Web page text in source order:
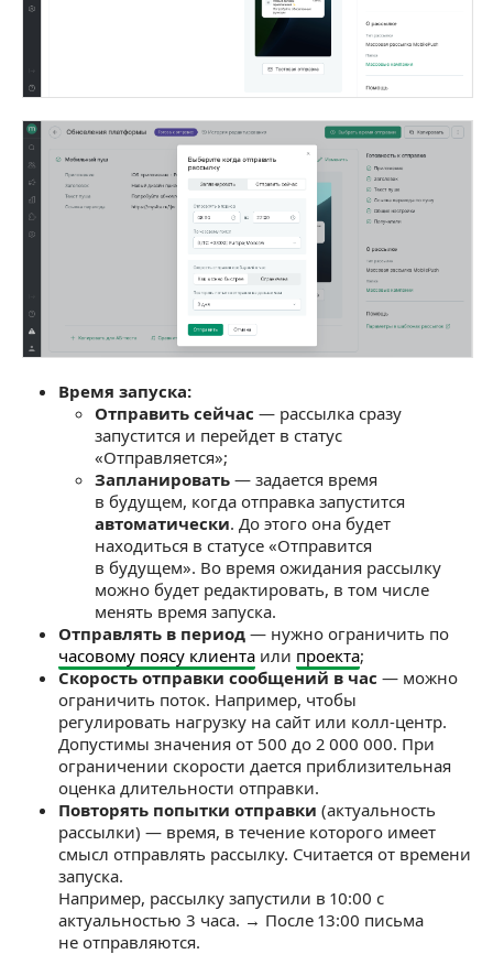
Время запуска:
Отправить сейчас — рассылка сразу
запустится и перейдет в статус
«Отправляется»;
Запланировать — задается время
в будущем, когда отправка запустится
автоматически. До этого она будет
находиться в статусе «Отправится
в будущем». Во время ожидания рассылку
можно будет редактировать, в том числе
менять время запуска.
Отправлять в период — нужно ограничить по
часовому поясу клиента или проекта;
Скорость отправки сообщений в час — можно
ограничить поток. Например, чтобы
регулировать нагрузку на сайт или колл-центр.
Допустимы значения от 500 до 2 000 000. При
ограничении скорости дается приблизительная
оценка длительности отправки.
Повторять попытки отправки (актуальность
рассылки) — время, в течение которого имеет
смысл отправлять рассылку. Считается от времени
запуска.
Например, рассылку запустили в 10:00 с
актуальностью 3 часа. → После 13:00 письма
не отправляются.